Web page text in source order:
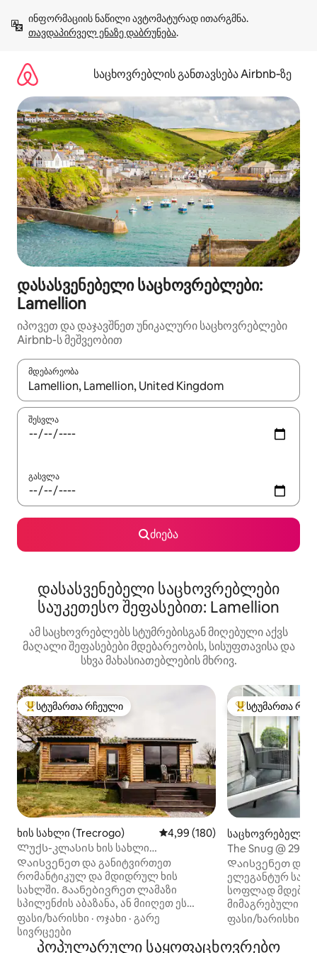
გადასვლა
თავდაპირველ ენაზე დაბრუნება.
საცხოვრებლის განთავსება Airbnb‑ზე
დასასვენებელი საცხოვრებლები:
Lamellion
იპოვეთ და დაჯავშნეთ უნიკალური საცხოვრებლები
Airbnb-ს მეშვეობით
მდებარეობა
როცა შედეგები ხელმისაწვდომი გახდება, ნავიგაციისთვის
შესვლა
გასვლა
ძიება
დასასვენებელი საცხოვრებლები
საუკეთესო შეფასებით: Lamellion
ამ საცხოვრებლებს სტუმრებისგან მიღებული აქვს
მაღალი შეფასებები მდებარეობის, სისუფთავისა და
სხვა მახასიათებლების მხრივ.
სტუმართა რჩეული მოწინავე ვარიანტი
სტუმართა რჩეული
ხის სახლი (Trecrogo) საშუალო შეფასებაა 5‑დან
4,99 (180)
Ლუქს-კლასის ხის სახლი
ჰიდრომასაჟიანი აუზით - უილოუ
Დაისვენეთ და განიტვირთეთ
რომანტიკულ და მდიდრულ ხის
სახლში. Გაანებივრეთ ლამაზი
სპილენძის აბაზანა, ან მიიღეთ ეს
ადვილი მშვენიერი bubbling
ჰიდრომასაჟიანი აუზი ხოლო სნეული
სუნთქვა აღების ქალაქგარეთ ან
ფასი/ხარისხი · ოჯახი · გარე
სივრცეები
სტუმართა
სტუმართა
საცხოვრებელი
s)
The Snug @ 29
Looe
Დაისვენეთ და
ელეგანტურ
სოფლად
მიმაგრებული
ისტორიული
ფართო,
ფასი/ხარისხი
პოპულარული საყოფაცხოვრებო